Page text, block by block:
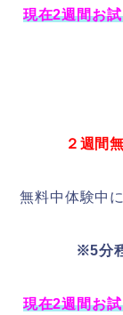
現在2週間お
２週間
無料中体験中
※5分
現在2週間お